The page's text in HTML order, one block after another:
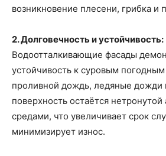
возникновение плесени, грибка и
2. Долговечность и устойчивость:
Водоотталкивающие фасады
устойчивость к суровым
проливной дождь, ледяные дожди
поверхность остаётся
средами, что увеличивает срок
минимизирует износ.